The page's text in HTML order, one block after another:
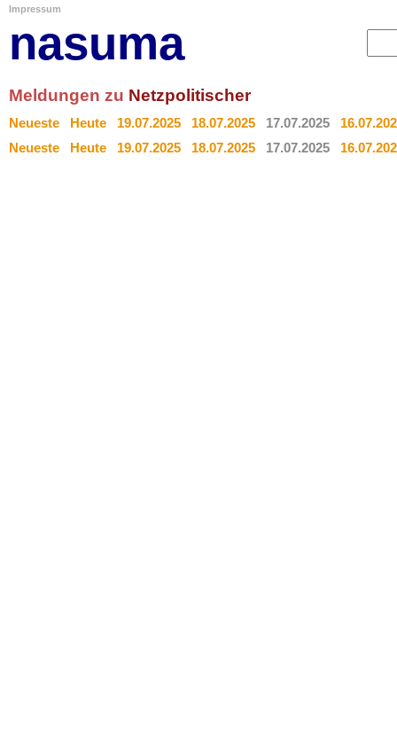
Impressum
nasuma
Meldungen zu Netzpolitischer
Neueste Heute 19.07.2025 18.07.2025 17.07.2025
Neueste
Heute 19.07.2025 18.07.2025 17.07.2025